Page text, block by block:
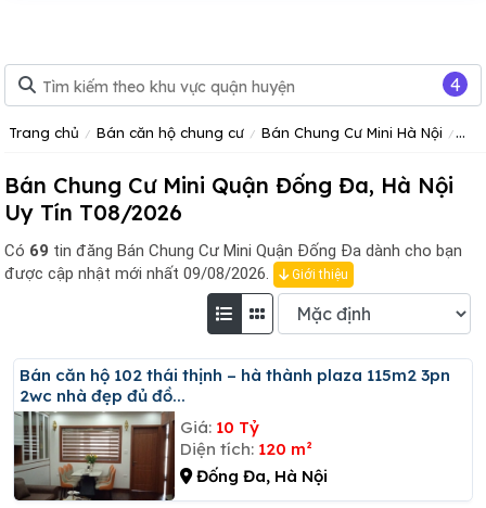
Trang chủ Bán căn hộ chung cư Bán Chung Cư Mini Hà Nội
Bán Chung Cư Mini Quận Đống Đa, Hà Nội
Uy Tín T08/2026
Có 69 tin đăng Bán Chung Cư Mini Quận Đống Đa dành cho bạn
được cập nhật mới nhất 09/08/2026.
Giới thiệu
Bán căn hộ 102 thái thịnh – hà thành plaza 115m2 3pn
2wc nhà đẹp đủ đồ...
Giá: 10 Tỷ
Diện tích: 120 m²
Đống Đa, Hà Nội
4